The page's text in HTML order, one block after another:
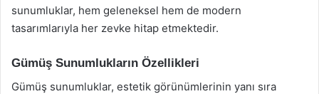
sunumluklar, hem geleneksel hem de modern
tasarımlarıyla her zevke hitap etmektedir.
Gümüş Sunumlukların Özellikleri
Gümüş sunumluklar, estetik görünümlerinin yanı sıra